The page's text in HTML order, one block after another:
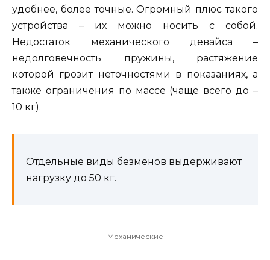
удобнее, более точные. Огромный плюс такого
устройства – их можно носить с собой.
Недостаток механического девайса –
недолговечность пружины, растяжение
которой грозит неточностями в показаниях, а
также ограничения по массе (чаще всего до –
10 кг).
Отдельные виды безменов выдерживают
нагрузку до 50 кг.
Механические